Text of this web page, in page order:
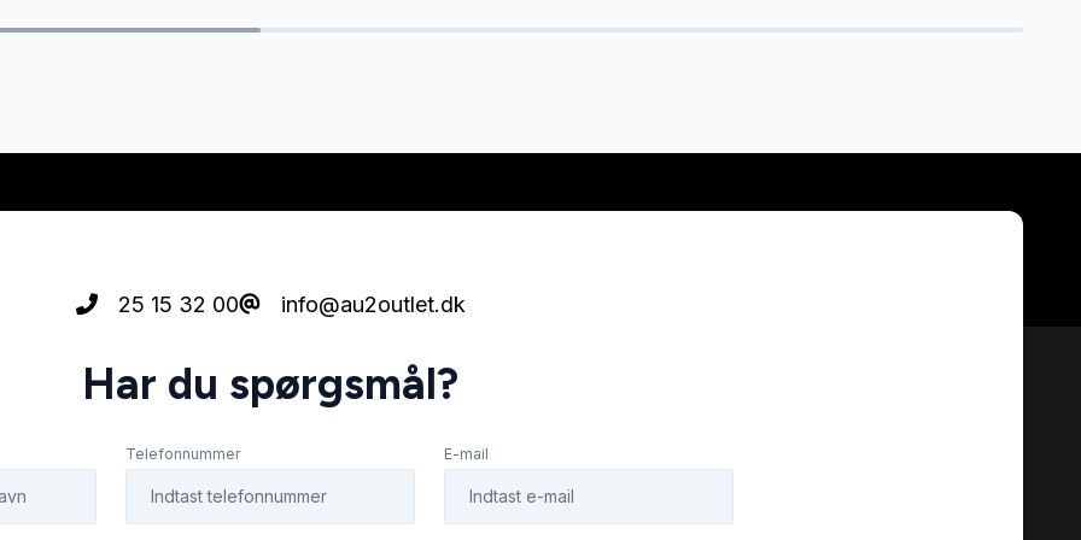
25 15 32 00 info@au2outlet.dk
Har du spørgsmål?
Telefonnummer E-mail